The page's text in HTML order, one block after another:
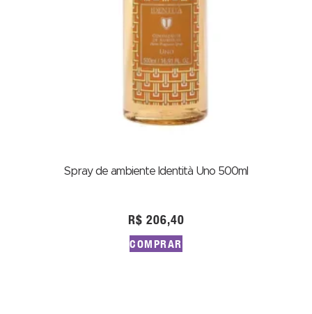
Spray de ambiente Identità Uno 500ml
R$ 206,40
COMPRAR